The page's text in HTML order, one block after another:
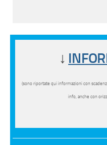
↓
(sono riportate qui informazioni con
info, anche con